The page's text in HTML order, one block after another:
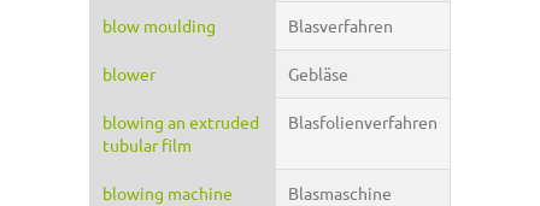
blow moulding Blasverfahren
blower Gebläse
blowing an extruded
tubular film
Blasfolienverfahren
blowing machine Blasmaschine